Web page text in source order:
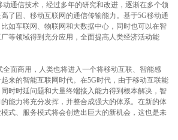
通信技术，经过多年的研究和改进，逐渐在多个领
了固、移动互联网的通信传输能力。基于5G移动通
如车联网、物联网和大数据中心，同时也可以在智
等领域得到充分应用，全面提高人类经济活动能
面商用，人类也将进入一个将移动互联、智能感
来的智能互联网时代。在5G时代，由于移动互联能
时时延问题和大量终端接入能力得到根本解决，智
能力将充分发挥，并整合成强大的体系。在新的体
式、服务模式将会创造出巨大的新机会，这也是未